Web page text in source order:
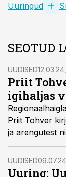
Uuringud
SEOTUD
UUDISED
Priit
igihaljas
Priit Tohver
ja arengutest
UUDISED
Uuring: